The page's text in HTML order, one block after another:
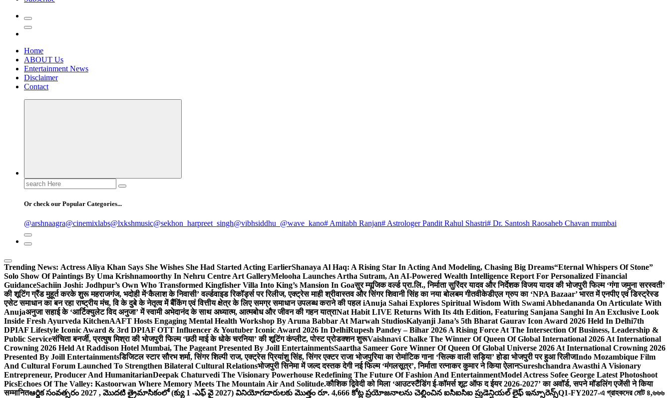
Home
ABOUT Us
Entertainment News
Disclaimer
Contact
Search
for:
Or check our Popular Categories...
@arshnaagra@cinemixlabs@lxkshmusic@sekhon_harpreet_singh@vibhsiddhu_ @wave_kano# Amitabh Ranjan# Astrologer Pandit Rahul Shastri# Dr. Santosh Raosaheb Chavan mumbai
Trending News: Actress Aliya Khan Says She Wishes She Had Started Acting EarlierShanaya Al Haq: A Rising Star In Acting And Modeling, Chasing Big Dreams“Eternal Whispers Of Stone”
Solo Show Of Paintings By Uma Krishnamoorthy In Nehru Centre Art GalleryMelooha Launches Artha Sutram, An AI-Powered Wealth Intelligence Report For Personalized Financial
GuidanceSachiin Joshi: Jodhpur’s Own Who Transformed Kingfisher Villa Into King’s Mansion In Goaसुर म्यूजिक वर्ल्ड प्रा.लि., निर्माता सुरिंदर यादव और निर्देशक विजय यादव की भोजपुरी फिल्म ‘गंगा जमुना सरस्वती’
की शूटिंग ग्रैंड मुहूर्त करके शुरू महराजगंज, भदोही में‘कैलाश के निवासी’ वर्ल्डवाइड रिकॉर्ड्स पर रिलीज, एक्ट्रेस माही श्रीवास्तव और सिंगर शिवानी सिंह का नया बोलबम गीतवीकेडीएल ग्रुप का ‘NPA Bazaar’ भारत में एनपीए एवं डिस्ट्रेस्ड
एसेट समाधान का बन रहा राष्ट्रीय मंच, वि के दुबे के नेतृत्व में बैंकिंग एवं वित्तीय क्षेत्र के लिए समग्र समाधान उपलब्ध कराने की पहल iAnuja Sahai Explores Spiritual Wisdom With Swami Abhedananda On Articulate With
Anujaअनुजा सहाई के ‘आर्टिक्युलेट विद अनुजा’ में स्वामी अभेदानंद के साथ अध्यात्म, आत्मबोध और जीवन की गहन यात्राNat Habit LIVE Returns With Its 4th Edition, Featuring Sanjana Sanghi In An Exclusive Look
Inside Fresh Ayurveda KitchenAAFT Hosts Engaging Mental Health Workshop By Aruna Babbar At Marwah StudiosKalyanji Jana’s 5th Bharat Gaurav Icon Award 2026 Held In Delhi7th
DPIAF Lifestyle Iconic Award & 3rd DPIAF OTT Influencer & Youtuber Iconic Award 2026 In DelhiRupesh Pandey – Bihar 2026 A Rising Force At The Intersection Of Business, Leadership &
Public Serviceसंचिता बनर्जी, प्रत्युष मिश्रा की भोजपुरी फिल्म ‘छठी माई के धोके चरनिया’ की शूटिंग कंप्लीट, पोस्ट प्रोडक्शन शुरूVaishnavi Chalke The Winner Of Queen Of Global International 2026 At International
Crowning 2026 Held At Raddison Hotel Mumbai, The Pageant Presented By Joill EntertainmentsSaartha Sameer Gore Winner Of Queen Of Global Universe 2026 At International Crowning 2026
Presented By Joill Entertainmentsडिजिटल स्टार सौरभ शर्मा, सिंगर शिल्पी राज, एक्ट्रेस प्रियांशु सिंह, सिंगर एक्टर राजा भोजपुरिया का रोमांटिक गाना ‘सिल्क वाली सड़िया’ होडा भोजपुरी पर हुआ रिलीजIndo Mozambique Film
And Cultural Forum Launched To Strengthen Bilateral Cultural Relationsभोजपुरी सिनेमा में जल्द दस्तक देगी नई फिल्म ‘मंगलसूत्र’, निर्माता रत्नाकर कुमार ने किया ऐलानSureshchandra Awasthi A Visionary
Entrepreneur, Producer And HumanitarianDeepak Chaturvedi The Visionary Powerhouse Redefining The Future Of Fashion And EntertainmentModel Actress Sofee George Latest Photoshoot
PicsEchoes Of The Valley: Kastoorwan Where Memory Meets The Mountain Air And Solitude.कौशिक द्विवेदी को मिला ‘आउटस्टैंडिंग ई-कॉमर्स शूट ऑफ द ईयर 2026-2027’ का अवॉर्ड, सपने मॉडलिंग एजेंसी ने किया
सम्मानितఆర్థిక సంవత్సరం 2027 , మొదటి త్రైమాసికంలో (క్యు 1 -ఎఫ్ వై 2027) వినియోగదారులకు మొత్తం రూ. 4,666 కోట్ల ప్రయోజనాలను చెల్లించిన ఐసిఐసిఐ ప్రుడెన్షియల్ లైఫ్ ఇన్సూరెన్స్Q1-FY2027-এ গ্রাহকদের মোট ৪,৬৬৬